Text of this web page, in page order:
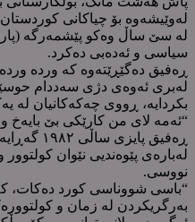
لەوێیشەوە بۆ چیاکانی
لە سێ ساڵ وەکو پێشمەرگە
سیاسی و ئەدەبی دەکرد.
ڕەفیق دەگێڕێتەوە کە وردە
لەبری ئەوەی دژی سەددام
بکردایە، ڕووی چەکەکانیان لە
“ئەمە لای من کارێکی بێ بایەخ و
ڕەفیق
لەبارەی پێوەندیی نێوان
نووسی.
“باسی شووناسی کورد دەکات،
بەرگریکردن لە زمان و